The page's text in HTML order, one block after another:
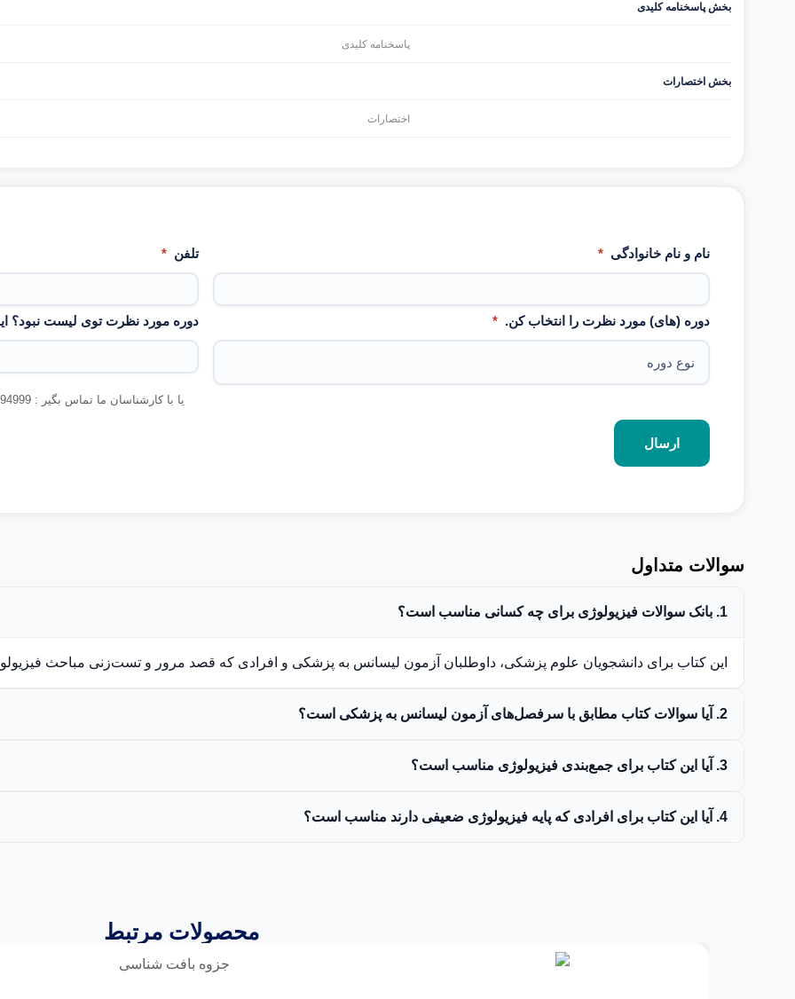
بخش پاسخنامه کلیدی
پاسخنامه کلیدی
بخش اختصارات
اختصارات
نام و نام خانوادگی * تلفن *
دوره (های) مورد نظرت را انتخاب کن. * دوره مورد نظرت توی لیست نبود؟
یا با کارشناسان ما تماس بگیر : 02191494999
سوالات متداول
1. بانک سوالات فیزیولوژی برای چه کسانی مناسب است؟
این کتاب برای دانشجویان علوم پزشکی، داوطلبان آزمون لیسانس به پزشکی و افرادی که قصد مرور و تست‌زنی مباحث
2. آیا سوالات کتاب مطابق با سرفصل‌های آزمون لیسانس به پزشکی است؟
3. آیا این کتاب برای جمع‌بندی فیزیولوژی مناسب است؟
4. آیا این کتاب برای افرادی که پایه فیزیولوژی ضعیفی دارند مناسب است؟
محصولات مرتبط